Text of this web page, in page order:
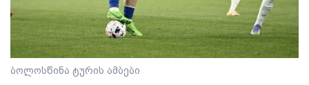
ბოლოსწინა ტურის ამბები